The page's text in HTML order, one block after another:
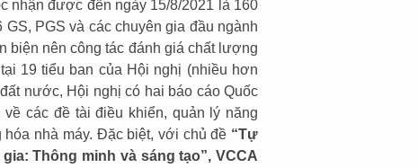
nhận được đến ngày 15/8/2021 là 160
PGS và các chuyên gia đầu ngành
biện nên công tác đánh giá chất lượng
19 tiểu ban của Hội nghị (nhiều hơn
nước, Hội nghị có hai báo cáo Quốc
các đề tài điều khiển, quản lý năng
nhà máy. Đặc biệt, với chủ đề “Tự
Thông minh và sáng tạo”, VCCA